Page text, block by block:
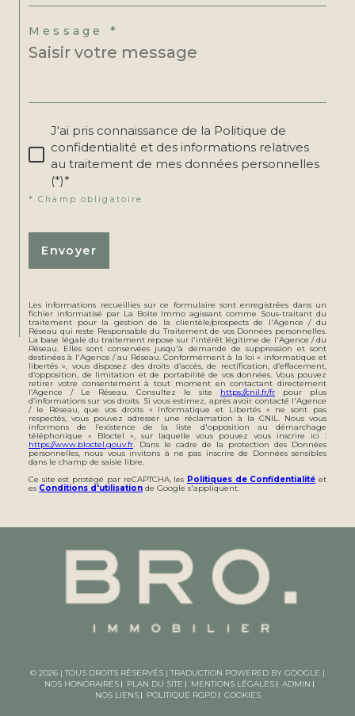
Message *
J'ai pris connaissance de la Politique de
confidentialité et des informations relatives
au traitement de mes données personnelles
(*)*
* Champ obligatoire
Envoyer
Les informations recueillies sur ce formulaire sont enregistrées dans un
fichier informatisé par La Boite Immo agissant comme Sous-traitant du
traitement pour la gestion de la clientèle/prospects de l'Agence / du
Réseau qui reste Responsable du Traitement de vos Données personnelles.
La base légale du traitement repose sur l'intérêt légitime de l'Agence / du
Réseau. Elles sont conservées jusqu'à demande de suppression et sont
destinées à l'Agence / au Réseau. Conformément à la loi « informatique et
libertés », vous disposez des droits d’accès, de rectification, d’effacement,
d’opposition, de limitation et de portabilité de vos données. Vous pouvez
retirer votre consentement à tout moment en contactant directement
l’Agence / Le Réseau. Consultez le site https://cnil.fr/fr pour plus
d’informations sur vos droits. Si vous estimez, après avoir contacté l'Agence
/ le Réseau, que vos droits « Informatique et Libertés » ne sont pas
respectés, vous pouvez adresser une réclamation à la CNIL. Nous vous
informons de l’existence de la liste d'opposition au démarchage
téléphonique « Bloctel », sur laquelle vous pouvez vous inscrire ici :
https://www.bloctel.gouv.fr. Dans le cadre de la protection des Données
personnelles, nous vous invitons à ne pas inscrire de Données sensibles
dans le champ de saisie libre.
Ce site est protégé par reCAPTCHA, les Politiques de Confidentialité et
es Conditions d'utilisation de Google s'appliquent.
© 2026 | TOUS DROITS RÉSERVÉS | TRADUCTION POWERED BY GOOGLE |
NOS HONORAIRES
PLAN DU SITE MENTIONS LÉGALES
ADMIN
NOS LIENS
POLITIQUE RGPD COOKIES